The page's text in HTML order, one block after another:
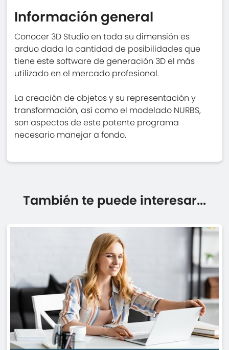
Información general
Conocer 3D Studio en toda su dimensión es
arduo dada la cantidad de posibilidades que
tiene este software de generación 3D el más
utilizado en el mercado profesional.
La creación de objetos y su representación y
transformación, así como el modelado NURBS,
son aspectos de este potente programa
necesario manejar a fondo.
También te puede interesar...